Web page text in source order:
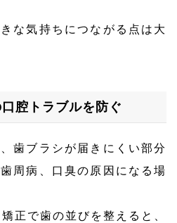
な気持ちにつながる点は大
腔トラブルを防ぐ
歯ブラシが届きにくい部分
周病、口臭の原因になる場
正で歯の並びを整えると、